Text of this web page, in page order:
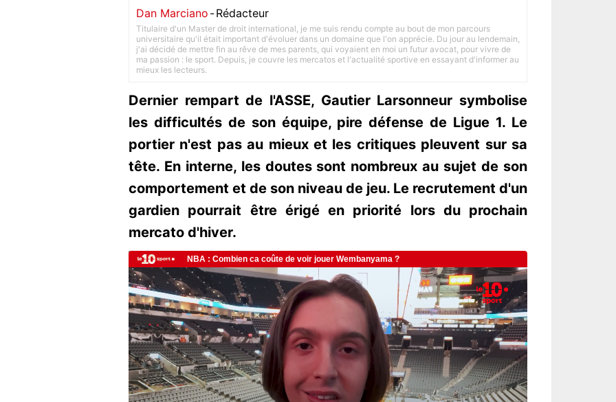
Dan Marciano -Rédacteur
Titulaire d'un Master de droit international, je me suis rendu compte au bout de mon parcours
universitaire qu'il était important d'évoluer dans un domaine que l'on apprécie. Du jour au lendemain,
j'ai décidé de mettre fin au rêve de mes parents, qui voyaient en moi un futur avocat, pour vivre de
ma passion : le sport. Depuis, je couvre les mercatos et l'actualité sportive en essayant d'informer au
mieux les lecteurs.
Dernier rempart de l'ASSE, Gautier Larsonneur symbolise
les difficultés de son équipe, pire défense de Ligue 1. Le
portier n'est pas au mieux et les critiques pleuvent sur sa
tête. En interne, les doutes sont nombreux au sujet de son
comportement et de son niveau de jeu. Le recrutement d'un
gardien pourrait être érigé en priorité lors du prochain
mercato d'hiver.